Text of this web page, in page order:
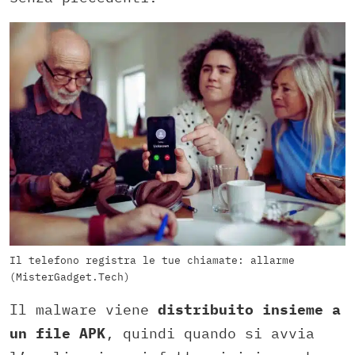
Il telefono registra le tue chiamate: allarme
(MisterGadget.Tech)
Il malware viene distribuito insieme a
un file APK, quindi quando si avvia